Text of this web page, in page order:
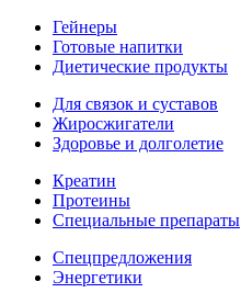
Гейнеры
Готовые напитки
Диетические продукты
Для связок и суставов
Жиросжигатели
Здоровье и долголетие
Креатин
Протеины
Специальные препараты
Спецпредложения
Энергетики